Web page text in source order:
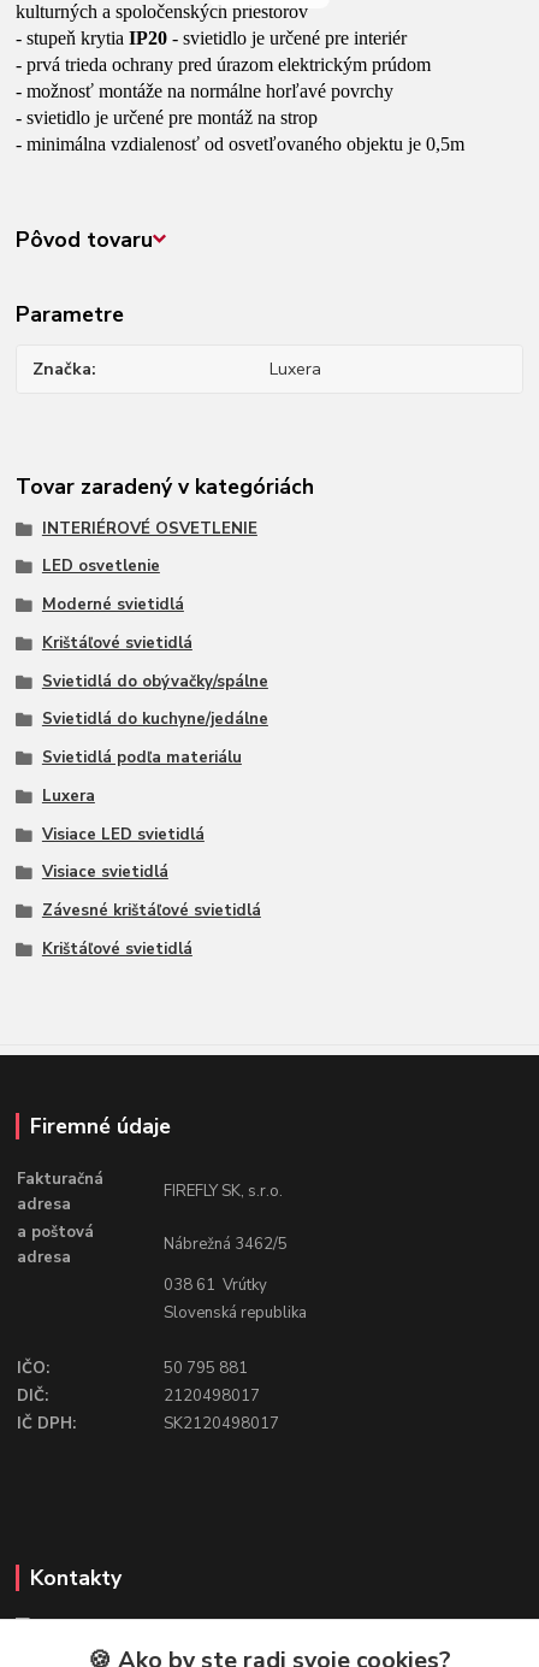
kulturných a spoločenských priestorov
- stupeň krytiaIP20- svietidlo je určené pre interiér
- prvá trieda ochrany pred úrazom elektrickým prúdom
- možnosť montáže na normálne horľavé povrchy
- svietidlo je určené pre montáž na strop
- minimálna vzdialenosť od osvetľovaného objektu je 0,5m
Pôvod tovaru
Parametre
Značka Luxera
Tovar zaradený v kategóriách
INTERIÉROVÉ OSVETLENIE
LED osvetlenie
Moderné svietidlá
Krištáľové svietidlá
Svietidlá do obývačky/spálne
Svietidlá do kuchyne/jedálne
Svietidlá podľa materiálu
Luxera
Visiace LED svietidlá
Visiace svietidlá
Závesné krištáľové svietidlá
Krištáľové svietidlá
Firemné údaje
Fakturačná
adresa
FIREFLY SK, s.r.o.
a poštová
adresa
Nábrežná 3462/5
038 61 Vrútky
Slovenská republika
IČO:
50 795 881
DIČ:
2120498017
IČ DPH:
SK2120498017
Kontakty